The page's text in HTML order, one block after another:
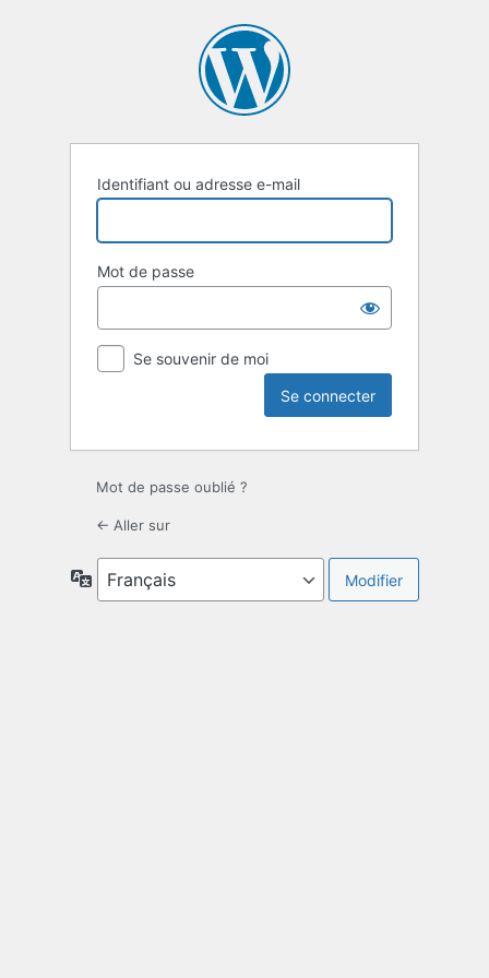
Identifiant ou adresse e-mail
Mot de passe
Se souvenir de moi
Mot de passe oublié ?
← Aller sur
Langue